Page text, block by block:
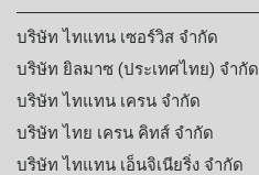
บริษัท ไทแทน เซอร์วิส จำกัด
บริษัท ยิลมาซ (ประเทศไทย) จำกัด
บริษัท ไทแทน เครน จำกัด
บริษัท ไทย เครน คิทส์ จำกัด
บริษัท ไทแทน เอ็นจิเนียริ่ง จำกัด